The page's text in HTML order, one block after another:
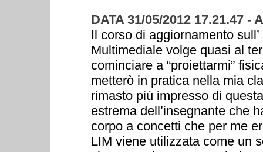
DATA 31/05/2012 17.21.47 -
Il corso di aggiornamento
Multimediale volge quasi al
cominciare a “proiettarmi”
metterò in pratica nella mia
rimasto più impresso di
estrema dell’insegnante che
corpo a concetti che per me
LIM viene utilizzata come un